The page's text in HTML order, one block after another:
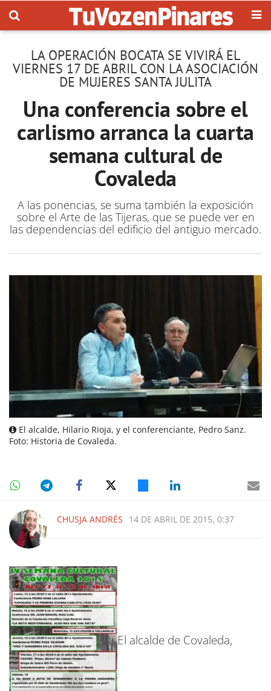
LA OPERACIÓN BOCATA SE VIVIRÁ EL
VIERNES 17 DE ABRIL CON LA ASOCIACIÓN
DE MUJERES SANTA JULITA
Una conferencia sobre el
carlismo arranca la cuarta
semana cultural de
Covaleda
A las ponencias, se suma también la exposición
sobre el Arte de las Tijeras, que se puede ver en
las dependencias del edificio del antiguo mercado.
El alcalde, Hilario Rioja, y el conferenciante, Pedro Sanz.
Foto: Historia de Covaleda.
CHUSJA ANDRÉS 14 DE ABRIL DE 2015, 0:37
El alcalde de Covaleda,